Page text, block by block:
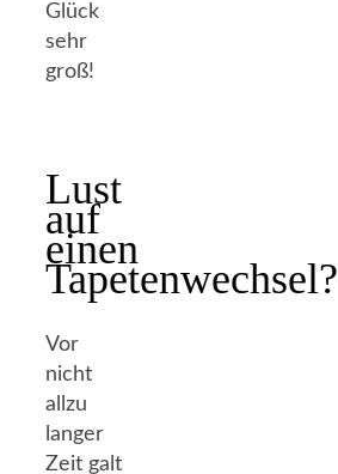
Glück
sehr
groß!
Lust
auf
einen
Tapetenwechsel?
Vor
nicht
allzu
langer
Zeit galt